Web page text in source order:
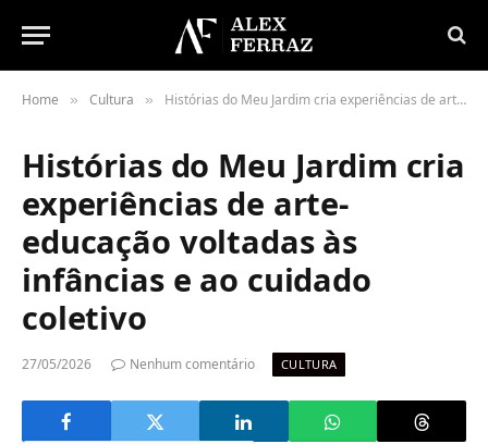
Home » Cultura » Histórias do Meu Jardim cria experiências de arte-educação voltadas às infâncias e ao cuidado coletivo
Histórias do Meu Jardim cria
experiências de arte-
educação voltadas às
infâncias e ao cuidado
coletivo
27/05/2026 Nenhum comentário CULTURA